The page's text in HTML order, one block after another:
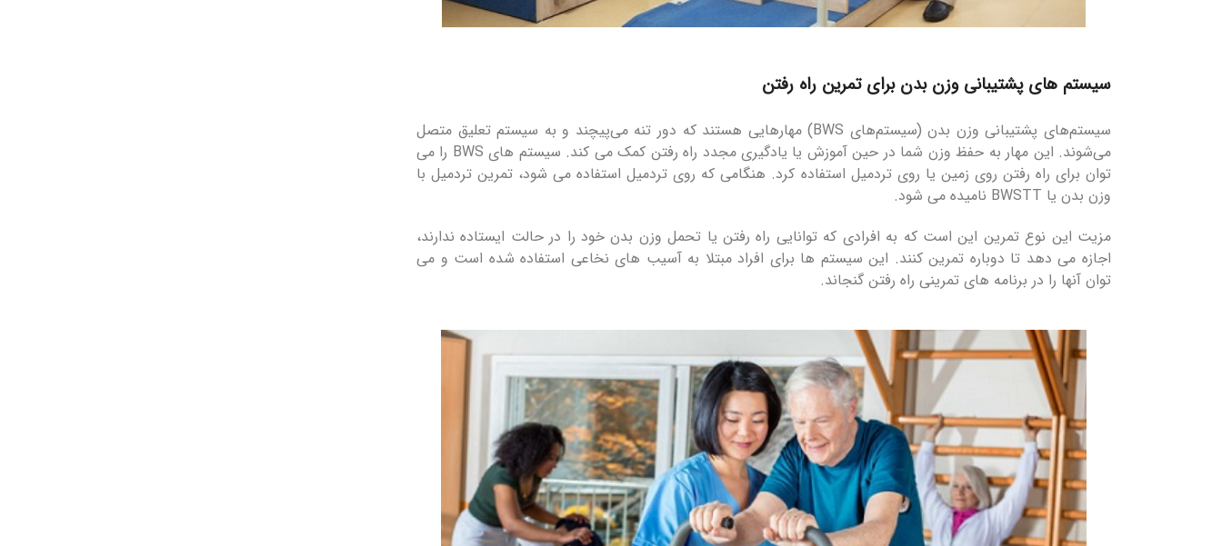
سیستم های پشتیبانی وزن بدن برای تمرین راه رفتن
سیستم‌های پشتیبانی وزن بدن (سیستم‌های BWS) مهارهایی هستند که دور تنه می‌پیچند و به سیستم تعلیق متصل
می‌شوند. این مهار به حفظ وزن شما در حین آموزش یا یادگیری مجدد راه رفتن کمک می کند. سیستم های BWS را می
توان برای راه رفتن روی زمین یا روی تردمیل استفاده کرد. هنگامی که روی تردمیل استفاده می شود، تمرین تردمیل با
وزن بدن یا BWSTT نامیده می شود.
مزیت این نوع تمرین این است که به افرادی که توانایی راه رفتن یا تحمل وزن بدن خود را در حالت ایستاده ندارند،
اجازه می دهد تا دوباره تمرین کنند. این سیستم ها برای افراد مبتلا به آسیب های نخاعی استفاده شده است و می
توان آنها را در برنامه های تمرینی راه رفتن گنجاند.